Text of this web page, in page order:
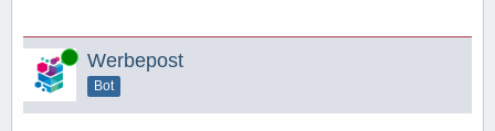
Online Werbepost
Bot